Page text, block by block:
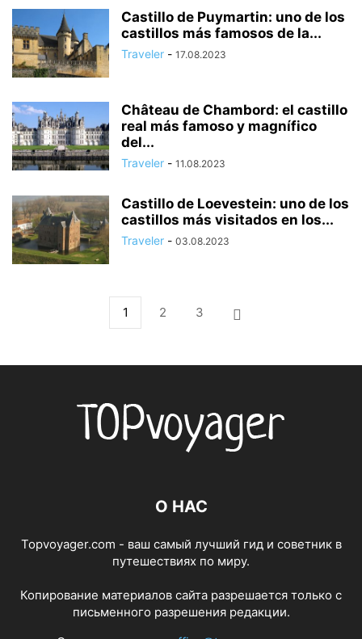
Castillo de Puymartin: uno de los
castillos más famosos de la...
Traveler - 17.08.2023
Château de Chambord: el castillo
real más famoso y magnífico
del...
Traveler - 11.08.2023
Castillo de Loevestein: uno de los
castillos más visitados en los...
Traveler - 03.08.2023
1 2 3
О НАС
Topvoyager.com - ваш самый лучший гид и советник в
путешествиях по миру.
Копирование материалов сайта разрешается только с
письменного разрешения редакции.